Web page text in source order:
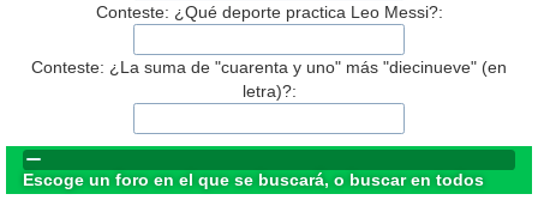
Conteste: ¿Qué deporte practica Leo Messi?:
Conteste: ¿La suma de "cuarenta y uno" más "diecinueve" (en
letra)?:
Escoge un foro en el que se buscará, o buscar en todos